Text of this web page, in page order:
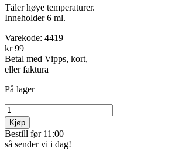
Tåler høye temperaturer.
Inneholder 6 ml.
Varekode: 4419
kr 99
Betal med Vipps, kort,
eller faktura
På lager
Kjøp
Bestill før 11:00
så sender vi i dag!